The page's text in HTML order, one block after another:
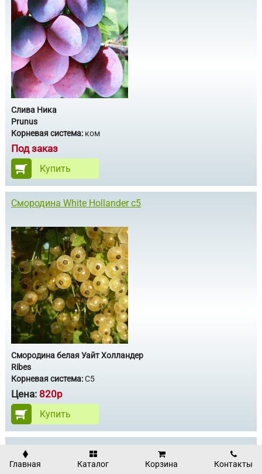
Слива Ника
Prunus
Корневая система: ком
Под заказ
Купить
Смородина White Hollander с5
Смородина белая Уайт Холландер
Ribes
Корневая система:С5
Цена: 820р
Купить
Смородина Виксне с5
Главная Каталог Корзина Контакты